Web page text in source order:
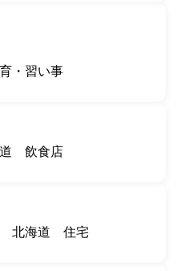
・習い事
飲食店
北海道 住宅